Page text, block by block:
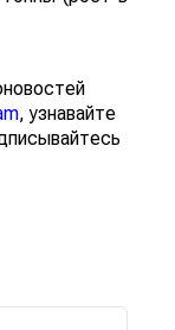
, узнавайте